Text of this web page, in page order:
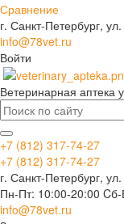
Сравнение
г. Санкт-Петербург,
info@78vet.ru
Войти
Ветеринарная аптека
+7 (812) 317-74-27
+7 (812) 317-74-27
г. Санкт-Петербург,
Пн-Пт: 10:00-20:00
info@78vet.ru